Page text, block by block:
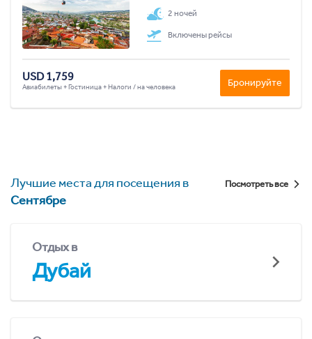
2 ночей
Включены рейсы
USD 1,759
Авиабилеты + Гостиница + Налоги / на человека Бронируйте
Лучшие места для посещения в
Сентябре
Посмотреть все
Отдых в
Дубай